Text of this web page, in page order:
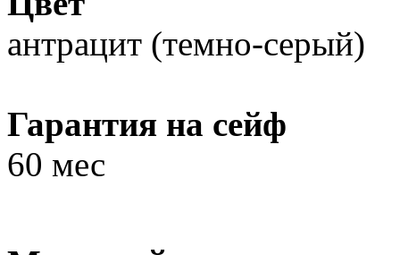
антрацит (темно-серый)
Гарантия на сейф
60 мес